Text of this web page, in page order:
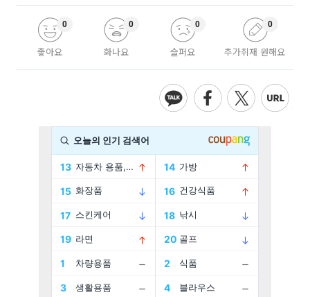
좋아요
0
화나요
0
슬퍼요
0
추가취재 원해요
0